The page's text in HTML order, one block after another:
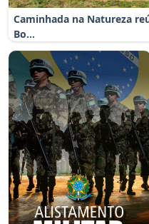
Caminhada na Natureza
Bo...